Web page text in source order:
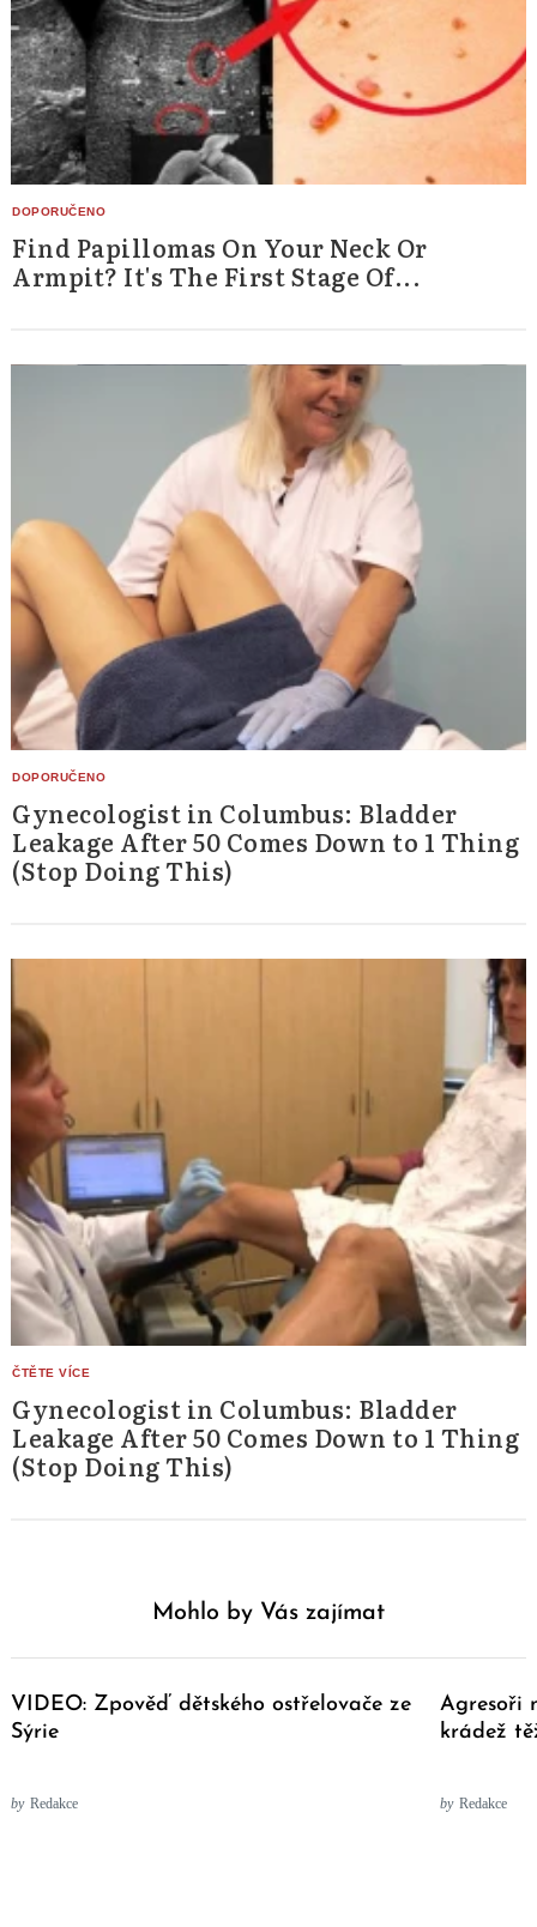
Find Papillomas On Your Neck Or
Armpit? It's The First Stage Of...
Gynecologist in Columbus: Bladder
Leakage After 50 Comes Down to 1 Thing
(Stop Doing This)
Gynecologist in Columbus: Bladder
Leakage After 50 Comes Down to 1 Thing
(Stop Doing This)
Mohlo by Vás zajímat
VIDEO: Zpověď dětského ostřelovače ze
Sýrie
by Redakce
Agresoři
krádež
by Redakce